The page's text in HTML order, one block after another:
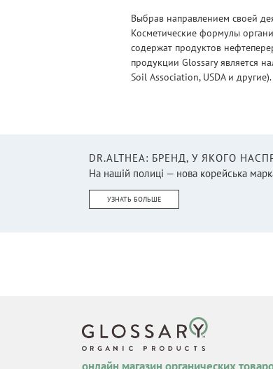
Выбрав направлением своей
Косметические формулы
содержат продуктов
продукции Glossary является
Soil Association, USDA и другие).
DR.ALTHEA: БРЕНД, У ЯКОГО
На нашій полиці — нова корейська
УЗНАТЬ БОЛЬШЕ